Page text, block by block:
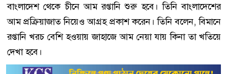
বাংলাদেশ থেকে চীনে আম রপ্তানি শুরু হবে। তিনি বাংলাদেশের
আম প্রক্রিয়াজাত নিয়েও আগ্রহ প্রকাশ করেন। তিনি বলেন, বিমানে
রপ্তানি খরচ বেশি হওয়ায় জাহাজে আম নেয়া যায় কিনা তা খতিয়ে
দেখা হবে।